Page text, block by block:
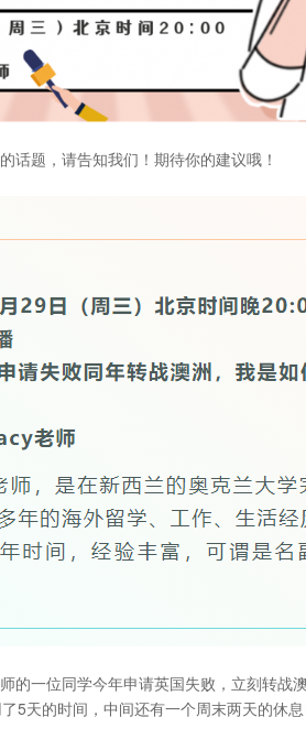
话题，请告知我们！期待你的建议哦！
的一位同学今年申请英国失败，立刻转战
5天的时间，中间还有一个周末两天的休息